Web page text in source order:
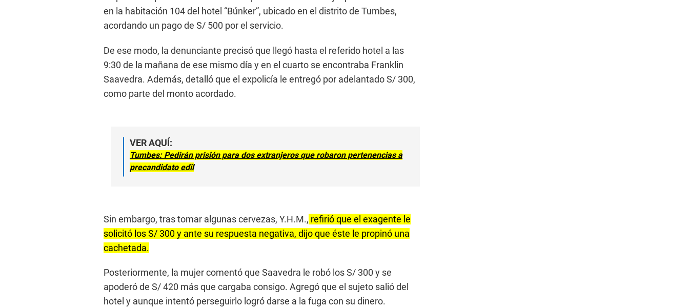
en la habitación 104 del hotel “Búnker”, ubicado en el distrito de Tumbes,
acordando un pago de S/ 500 por el servicio.
De ese modo, la denunciante precisó que llegó hasta el referido hotel a las
9:30 de la mañana de ese mismo día y en el cuarto se encontraba Franklin
Saavedra. Además, detalló que el expolicía le entregó por adelantado S/ 300,
como parte del monto acordado.
VER AQUÍ:
Tumbes: Pedirán prisión para dos extranjeros que robaron pertenencias a
precandidato edil
Sin embargo, tras tomar algunas cervezas, Y.H.M., refirió que el exagente le
solicitó los S/ 300 y ante su respuesta negativa, dijo que éste le propinó una
cachetada.
Posteriormente, la mujer comentó que Saavedra le robó los S/ 300 y se
apoderó de S/ 420 más que cargaba consigo. Agregó que el sujeto salió del
hotel y aunque intentó perseguirlo logró darse a la fuga con su dinero.